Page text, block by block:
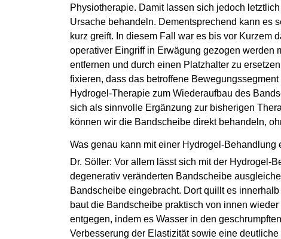
Physiotherapie. Damit lassen sich jedoch
Ursache behandeln. Dementsprechend kann es
kurz greift. In diesem Fall war es bis vor Kurzem
operativer Eingriff in Erwägung gezogen werden
entfernen und durch einen Platzhalter zu
fixieren, dass das betroffene
Hydrogel-Therapie zum Wiederaufbau des
sich als sinnvolle Ergänzung zur bisherigen
können wir die Bandscheibe direkt behandeln,
Was genau kann mit einer Hydrogel-Behandlung
Dr. Söller: Vor allem lässt sich mit der Hydrogel-
degenerativ veränderten Bandscheibe
Bandscheibe eingebracht. Dort quillt es
baut die Bandscheibe praktisch von innen
entgegen, indem es Wasser in den
Verbesserung der Elastizität sowie eine